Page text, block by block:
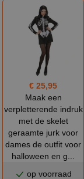
€ 25,95
Maak een
verpletterende indruk
met de skelet
geraamte jurk voor
dames de outfit voor
halloween en g...
op voorraad